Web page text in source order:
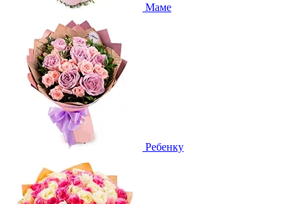
Маме
Ребенку